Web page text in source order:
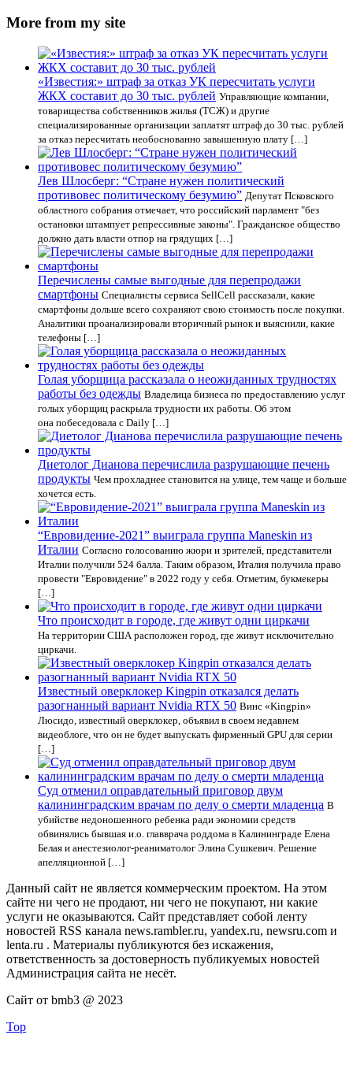
More from my site
«Известия:» штраф за отказ УК пересчитать услуги
ЖКХ составит до 30 тыс. рублей Управляющие компании,
товарищества собственников жилья (ТСЖ) и другие
специализированные организации заплатят штраф до 30 тыс. рублей
за отказ пересчитать необоснованно завышенную плату […]
Лев Шлосберг: “Стране нужен политический
противовес политическому безумию” Депутат Псковского
областного собрания отмечает, что российский парламент "без
остановки штампует репрессивные законы". Гражданское общество
должно дать власти отпор на грядущих […]
Перечислены самые выгодные для перепродажи
смартфоны Специалисты сервиса SellCell рассказали, какие
смартфоны дольше всего сохраняют свою стоимость после покупки.
Аналитики проанализировали вторичный рынок и выяснили, какие
телефоны […]
Голая уборщица рассказала о неожиданных трудностях
работы без одежды Владелица бизнеса по предоставлению услуг
голых уборщиц раскрыла трудности их работы. Об этом
она побеседовала с Daily […]
Диетолог Дианова перечислила разрушающие печень
продукты Чем прохладнее становится на улице, тем чаще и больше
хочется есть.
“Евровидение-2021” выиграла группа Maneskin из
Италии Согласно голосованию жюри и зрителей, представители
Италии получили 524 балла. Таким образом, Италия получила право
провести "Евровидение" в 2022 году у себя. Отметим, букмекеры
[…]
Что происходит в городе, где живут одни циркачи
На территории США расположен город, где живут исключительно
циркачи.
Известный оверклокер Kingpin отказался делать
разогнанный вариант Nvidia RTX 50 Винс «Kingpin»
Люсидо, известный оверклокер, объявил в своем недавнем
видеоблоге, что он не будет выпускать фирменный GPU для серии
[…]
Суд отменил оправдательный приговор двум
калининградским врачам по делу о смерти младенца В
убийстве недоношенного ребенка ради экономии средств
обвинялись бывшая и.о. главврача роддома в Калининграде Елена
Белая и анестезиолог-реаниматолог Элина Сушкевич. Решение
апелляционной […]
Данный сайт не является коммерческим проектом. На этом
сайте ни чего не продают, ни чего не покупают, ни какие
услуги не оказываются. Сайт представляет собой ленту
новостей RSS канала news.rambler.ru, yandex.ru, newsru.com и
lenta.ru . Материалы публикуются без искажения,
ответственность за достоверность публикуемых новостей
Администрация сайта не несёт.
Сайт от bmb3 @ 2023
Top